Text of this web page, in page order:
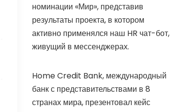
номинации «Мир», представив
результаты проекта, в котором
активно применялся наш HR чат-бот,
живущий в мессенджерах.
Home Credit Bank, международный
банк с представительствами в 8
странах мира, презентовал кейс